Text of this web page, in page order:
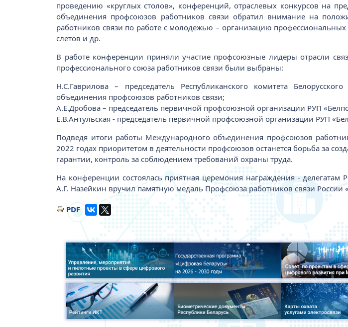
проведению «круглых столов», конференций, отраслевых конкурсов на
объединения профсоюзов работников связи обратил внимание на
работников связи по работе с молодежью – организацию
слетов и др.
В работе конференции приняли участие профсоюзные лидеры отрасли
профессионального союза работников связи были выбраны:
Н.С.Гаврилова – председатель Республиканского комитета
объединения профсоюзов работников связи;
А.Е.Дробова – председатель первичной профсоюзной организации РУП
Е.В.Антульская - председатель первичной профсоюзной организации РУП
Подведя итоги работы Международного объединения профсоюзов
2022 годах приоритетом в деятельности профсоюзов останется борьба за
гарантии, контроль за соблюдением требований охраны труда.
На конференции состоялась приятная церемония награждения - делегатам
А.Г. Назейкин вручил памятную медаль Профсоюза работников связи России
PDF